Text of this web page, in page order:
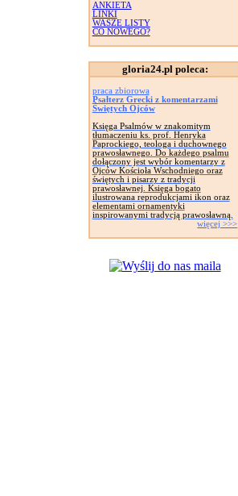
ANKIETA
LINKI
WASZE LISTY
CO NOWEGO?
gloria24.pl poleca:
praca zbiorowa
Psałterz Grecki z komentarzami
Świętych Ojców
Księga Psalmów w znakomitym
tłumaczeniu ks. prof. Henryka
Paprockiego, teologa i duchownego
prawosławnego. Do każdego psalmu
dołączony jest wybór komentarzy z
Ojców Kościoła Wschodniego oraz
świętych i pisarzy z tradycji
prawosławnej. Księga bogato
ilustrowana reprodukcjami ikon oraz
elementami ornamentyki
inspirowanymi tradycją prawosławną.
więcej >>>